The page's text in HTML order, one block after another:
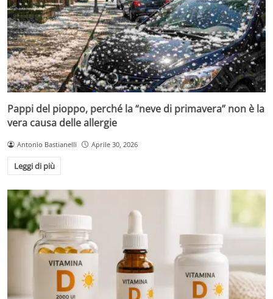
Pappi del pioppo, perché la “neve di primavera” non è la
vera causa delle allergie
Antonio Bastianelli Aprile 30, 2026
Leggi di più